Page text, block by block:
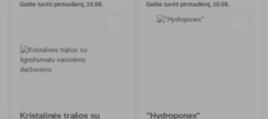
Galite turėti pirmadienį, 10.08.
Kristalinės trąšos su
Galite turėti pirmadienį, 10.08.
"Hydroponex"